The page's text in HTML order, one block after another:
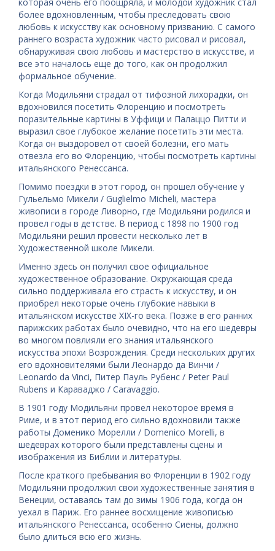
более вдохновленным, чтобы преследовать свою
любовь к искусству как основному призванию. С самого
раннего возраста художник часто рисовал и рисовал,
обнаруживая свою любовь и мастерство в искусстве, и
все это началось еще до того, как он продолжил
формальное обучение.
Когда Модильяни страдал от тифозной лихорадки, он
вдохновился посетить Флоренцию и посмотреть
поразительные картины в Уффици и Палаццо Питти и
выразил свое глубокое желание посетить эти места.
Когда он выздоровел от своей болезни, его мать
отвезла его во Флоренцию, чтобы посмотреть картины
итальянского Ренессанса.
Помимо поездки в этот город, он прошел обучение у
Гульельмо Микели / Guglielmo Micheli, мастера
живописи в городе Ливорно, где Модильяни родился и
провел годы в детстве. В период с 1898 по 1900 год
Модильяни решил провести несколько лет в
Художественной школе Микели.
Именно здесь он получил свое официальное
художественное образование. Окружающая среда
сильно поддерживала его страсть к искусству, и он
приобрел некоторые очень глубокие навыки в
итальянском искусстве XIX-го века. Позже в его ранних
парижских работах было очевидно, что на его шедевры
во многом повлияли его знания итальянского
искусства эпохи Возрождения. Среди нескольких других
его вдохновителями были Леонардо да Винчи /
Leonardo da Vinci, Питер Пауль Рубенс / Peter Paul
Rubens и Караваджо / Caravaggio.
В 1901 году Модильяни провел некоторое время в
Риме, и в этот период его сильно вдохновили также
работы Доменико Морелли / Domenico Morelli, в
шедеврах которого были представлены сцены и
изображения из Библии и литературы.
После краткого пребывания во Флоренции в 1902 году
Модильяни продолжил свои художественные занятия в
Венеции, оставаясь там до зимы 1906 года, когда он
уехал в Париж. Его раннее восхищение живописью
итальянского Ренессанса, особенно Сиены, должно
было длиться всю его жизнь.